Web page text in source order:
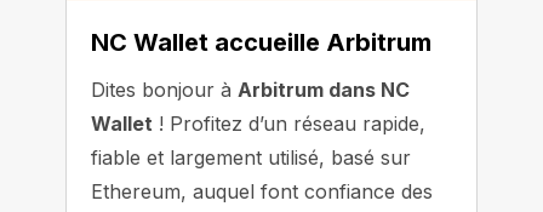
NC Wallet accueille Arbitrum
Dites bonjour à Arbitrum dans NC
Wallet ! Profitez d’un réseau rapide,
fiable et largement utilisé, basé sur
Ethereum, auquel font confiance des